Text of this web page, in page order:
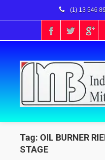
(1) 13 546
Tag: OIL BURNER
STAGE